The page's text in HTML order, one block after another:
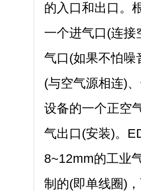
的入口和出口。
一个进气口(连接
气口(如果不怕噪
(与空气源相连)
设备的一个正空
气出口(安装)。
8~12mm的工业
制的(即单线圈)